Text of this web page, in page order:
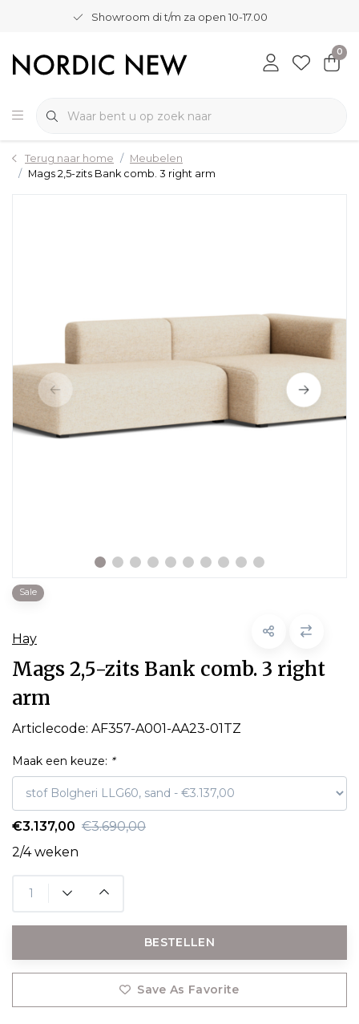
Showroom di t/m za open 10-17.00
0
Terug naar home
Meubelen
Mags 2,5-zits Bank comb. 3 right arm
Sale
Hay
Mags 2,5-zits Bank comb. 3 right
arm
Articlecode: AF357-A001-AA23-01TZ
Maak een keuze: *
€3.137,00 €3.690,00
2/4 weken
BESTELLEN
Save As Favorite